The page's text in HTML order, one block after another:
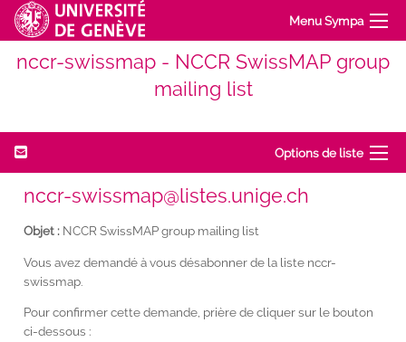
Menu Sympa
nccr-swissmap - NCCR SwissMAP group
mailing list
Options de liste
nccr-swissmap@listes.unige.ch
Objet : NCCR SwissMAP group mailing list
Vous avez demandé à vous désabonner de la liste nccr-
swissmap.
Pour confirmer cette demande, prière de cliquer sur le bouton
ci-dessous :